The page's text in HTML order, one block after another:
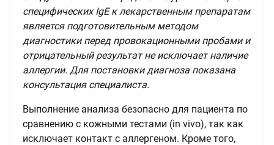
специфических IgE к лекарственным препаратам
является подготовительным методом
диагностики перед провокационными пробами и
отрицательный результат не исключает наличие
аллергии. Для постановки диагноза показана
консультация специалиста.
Выполнение анализа безопасно для пациента по
сравнению с кожными тестами (in vivo), так как
исключает контакт с аллергеном. Кроме того,